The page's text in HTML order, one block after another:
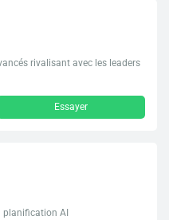
rivalisant avec les leaders
Essayer
planification AI